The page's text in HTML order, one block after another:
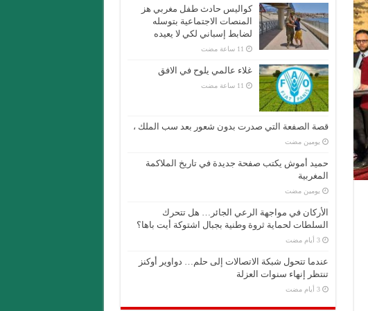
كواليس حادث طفل مغربي هز
المنصات الاجتماعية بتوسله
لضابط إسباني لكي لا يعيده
غلاء عالمي يلوح في الافق
قصة الصفعة التي صدرت بدون شعور بعد سب الملك ،
‏يومين مضت
حميد أموش يكتب صفحة جديدة في تاريخ الملاكمة
المغربية
‏يومين مضت
الأركان في مواجهة الرعي الجائر… هل تتحرك
السلطات لحماية ثروة وطنية بجبال اشتوكة أيت باها؟
‏3 أيام مضت
عندما تتحول شبكة الاتصالات إلى حلم… دواوير أوكنز
تنتظر إنهاء سنوات العزلة
‏3 أيام مضت